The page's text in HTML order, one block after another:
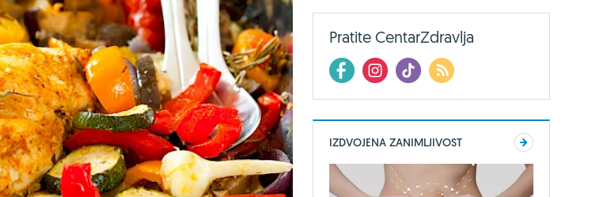
Pratite CentarZdravlja
IZDVOJENA ZANIMLJIVOST